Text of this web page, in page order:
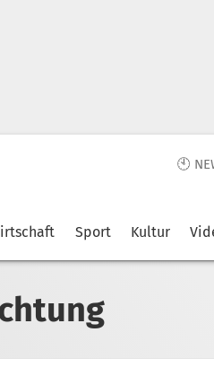
🕙
Sport Kultur